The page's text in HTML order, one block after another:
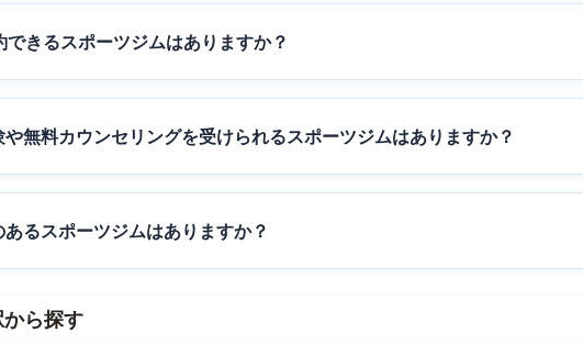
きるスポーツジムはありますか？
無料カウンセリングを受けられるスポーツジムはありますか？
るスポーツジムはありますか？
ら探す